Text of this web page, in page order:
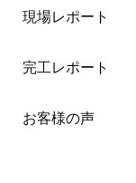
現場レポート
完工レポート
お客様の声